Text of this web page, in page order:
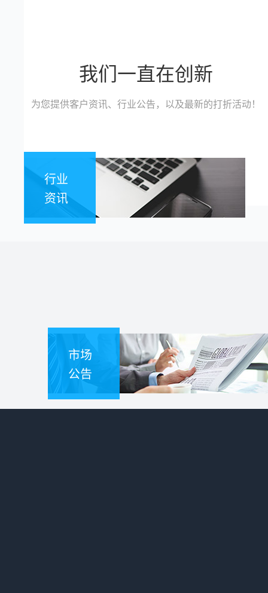
我们一直在创新
为您提供客户资讯、行业公告，以及最新的打折活动！
行业
资讯
市场
公告